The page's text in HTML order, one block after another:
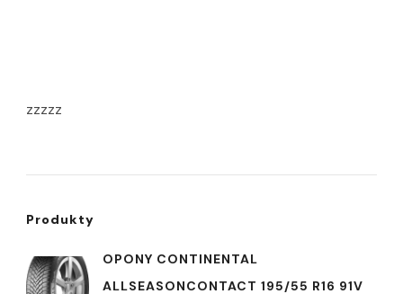
zzzzz
Produkty
OPONY CONTINENTAL
ALLSEASONCONTACT 195/55 R16 91V